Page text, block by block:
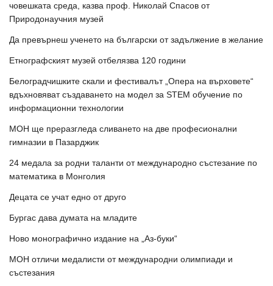
човешката среда, казва проф. Николай Спасов от
Природонаучния музей
Да превърнеш ученето на български от задължение в желание
Етнографският музей отбелязва 120 години
Белоградчишките скали и фестивалът „Опера на върховете“
вдъхновяват създаването на модел за STEM обучение по
информационни технологии
МОН ще преразгледа сливането на две професионални
гимназии в Пазарджик
24 медала за родни таланти от международно състезание по
математика в Монголия
Децата се учат едно от друго
Бургас дава думата на младите
Ново монографично издание на „Аз-буки“
МОН отличи медалисти от международни олимпиади и
състезания